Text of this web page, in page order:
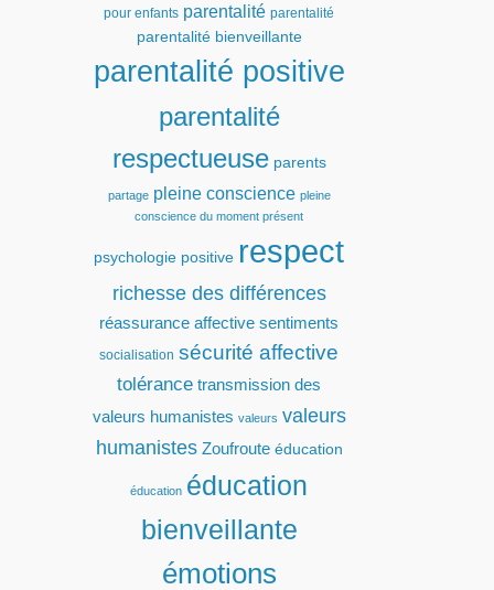
pour enfants parentalité parentalité
parentalité bienveillante
parentalité positive
parentalité
respectueuse parents
partage pleine conscience pleine
conscience du moment présent
psychologie positive respect
richesse des différences
réassurance affective sentiments
socialisation sécurité affective
tolérance transmission des
valeurs humanistes valeurs valeurs
humanistes Zoufroute éducation
éducation éducation
bienveillante
émotions